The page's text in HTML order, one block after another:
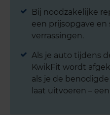
Bij noodzakelijke
een prijsopgave en
verrassingen.
Als je auto tijdens
KwikFit wordt
als je de
laat uitvoeren –